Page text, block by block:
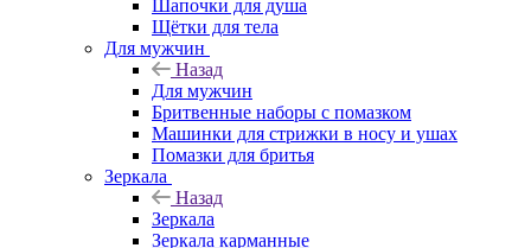
Шапочки для душа
Щётки для тела
Для мужчин
Назад
Для мужчин
Бритвенные наборы с помазком
Машинки для стрижки в носу и ушах
Помазки для бритья
Зеркала
Назад
Зеркала
Зеркала карманные